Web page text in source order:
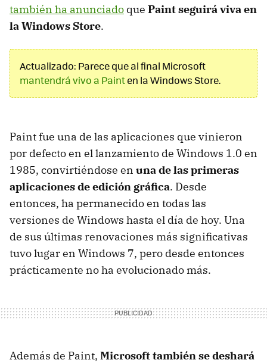
también ha anunciado que Paint seguirá viva en
la Windows Store.
Actualizado: Parece que al final Microsoft
mantendrá vivo a Painten la Windows Store.
Paint fue una de las aplicaciones que vinieron
por defecto en el lanzamiento de Windows 1.0 en
1985, convirtiéndose en una de las primeras
aplicaciones de edición gráfica. Desde
entonces, ha permanecido en todas las
versiones de Windows hasta el día de hoy. Una
de sus últimas renovaciones más significativas
tuvo lugar en Windows 7, pero desde entonces
prácticamente no ha evolucionado más.
Además de Paint, Microsoft también se deshará